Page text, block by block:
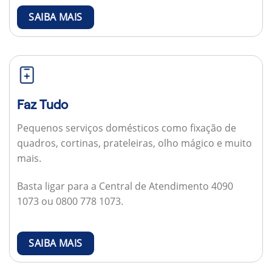
SAIBA MAIS
Faz Tudo
Pequenos serviços domésticos como fixação de
quadros, cortinas, prateleiras, olho mágico e muito
mais.
Basta ligar para a Central de Atendimento 4090
1073 ou 0800 778 1073.
SAIBA MAIS